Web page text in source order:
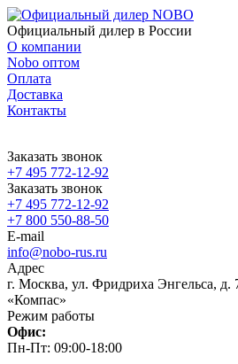
Официальный дилер в России
О компании
Nobo оптом
Оплата
Доставка
Контакты
Заказать звонок
+7 495 772-12-92
Заказать звонок
+7 495 772-12-92
+7 800 550-88-50
E-mail
info@nobo-rus.ru
Адрес
г. Москва, ул. Фридриха Энгельса, д.
«Компас»
Режим работы
Офис:
Пн-Пт: 09:00-18:00